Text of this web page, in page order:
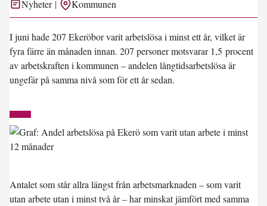
Nyheter Kommunen
I juni hade 207 Ekeröbor varit arbetslösa i minst ett år, vilket är
fyra färre än månaden innan. 207 personer motsvarar 1,5 procent
av arbetskraften i kommunen – andelen långtidsarbetslösa är
ungefär på samma nivå som för ett år sedan.
Antalet som står allra längst från arbetsmarknaden – som varit
utan arbete utan i minst två år – har minskat jämfört med samma